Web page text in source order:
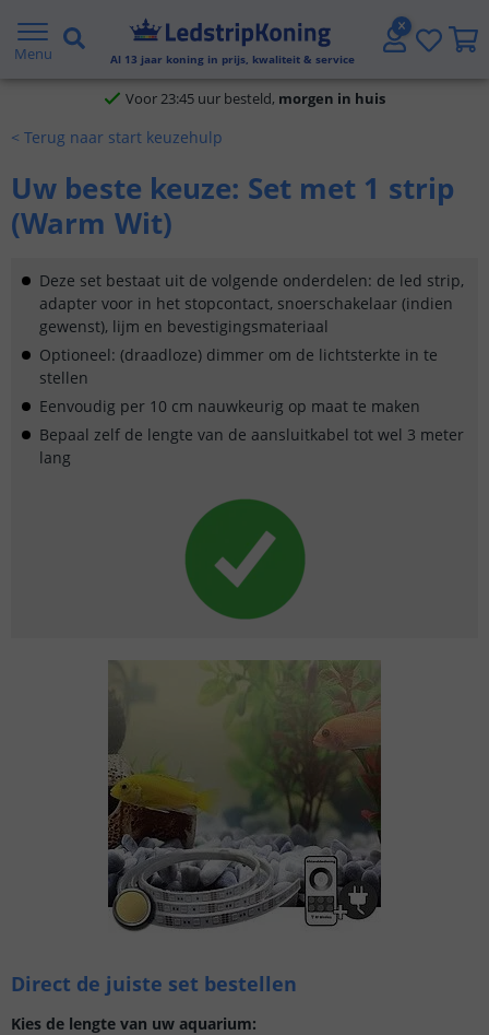
Menu Al 13 jaar koning in prijs, kwaliteit & service
Klantbeoordeling 9.1
Voor 23:45 uur besteld, morgen in huis
5 jaar garantie
Gratis verzending vanaf € 20,- NL en BE
Voor 23:45 uur besteld, morgen in huis
< Terug naar start keuzehulp
Uw beste keuze: Set met 1 strip
(Warm Wit)
Deze set bestaat uit de volgende onderdelen: de led strip,
adapter voor in het stopcontact, snoerschakelaar (indien
gewenst), lijm en bevestigingsmateriaal
Optioneel: (draadloze) dimmer om de lichtsterkte in te
stellen
Eenvoudig per 10 cm nauwkeurig op maat te maken
Bepaal zelf de lengte van de aansluitkabel tot wel 3 meter
lang
Direct de juiste set bestellen
Kies de lengte van uw aquarium: